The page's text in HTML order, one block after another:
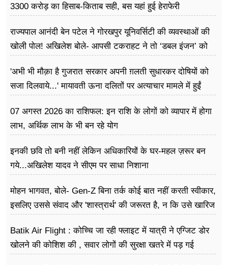
3300 करोड़ का हिसाब-किताब सही, बस यहां हुई हेराफेरी
राज्यपाल आनंदी बेन पटेल ने गोरखपुर यूनिवर्सिटी की व्यवस्थाओं की
खोली पोल! अखिलेश बोले- आपसी टकराहट ने तो ‘डबल इंजन’ को
'अभी भी मौक़ा है गुजरात सरकार अपनी ग़लती सुधारकर दोषियों को
सजा दिलवाये...' मायावती ऊना दलितों पर अत्याचार मामले में हुईं
07 अगस्त 2026 का राशिफल: इन राशि के लोगों को व्यापार में होगा
लाभ, अर्थिक लाभ के भी बन रहे योग
इनकी छवि तो बनी नहीं लेकिन अधिकारियों के घर-महल ज़रूर बन
गये...अखिलेश यादव ने सीएम पर साधा​ निशाना
मोहन भागवत, बोले- Gen-Z बिना तर्क कोई बात नहीं करती स्वीकार,
इसलिए उससे संवाद और 'शास्त्रार्थ' की जरूरत है, न कि उसे खारिज
Batik Air Flight : कोच्चि जा रही फ्लाइट में यात्री ने एग्जिट डोर
खोलने की कोशिश की , सवार लोगों की सुरक्षा खतरे में पड़ गई